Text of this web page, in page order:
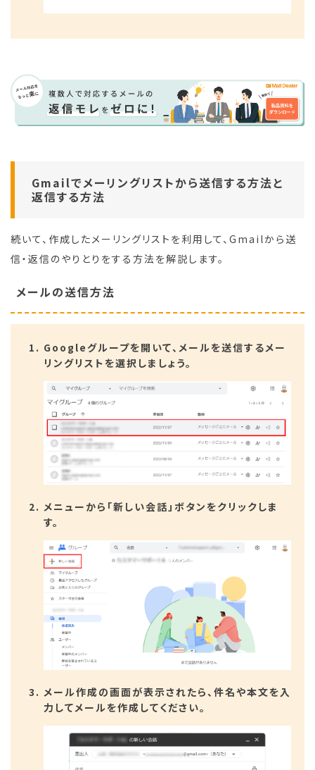
Gmailでメーリングリストから送信する方法と
返信する方法
続いて、作成したメーリングリストを利用して、Gmailから送
信・返信のやりとりをする方法を解説します。
メールの送信方法
Googleグループを開いて、メールを送信するメー
リングリストを選択しましょう。
メニューから「新しい会話」ボタンをクリックしま
す。
メール作成の画面が表示されたら、件名や本文を入
力してメールを作成してください。